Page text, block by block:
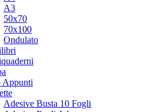
A3
50x70
70x100
Ondulato
Appunti
Adesive Busta 10 Fogli